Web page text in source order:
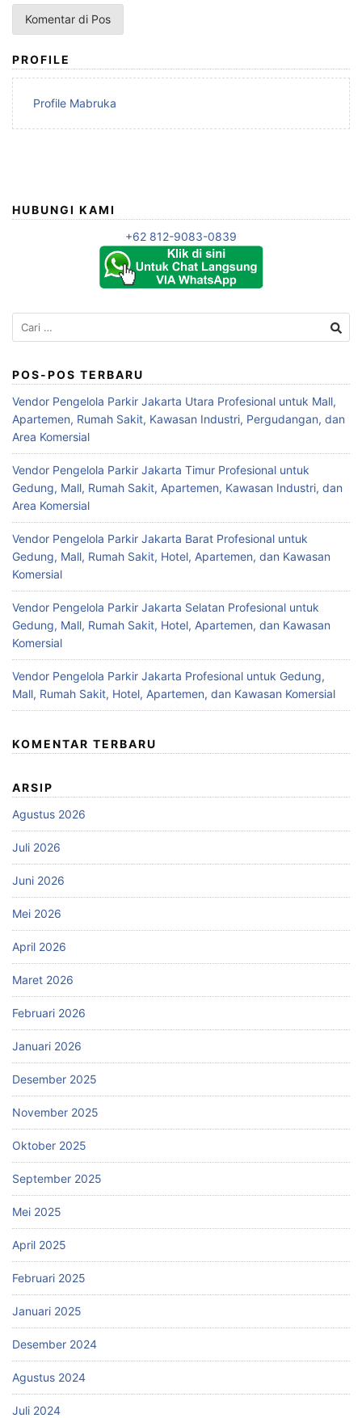
PROFILE
Profile Mabruka
HUBUNGI KAMI
+62 812-9083-0839
Cari
untuk:
POS-POS TERBARU
Vendor Pengelola Parkir Jakarta Utara Profesional untuk Mall,
Apartemen, Rumah Sakit, Kawasan Industri, Pergudangan, dan
Area Komersial
Vendor Pengelola Parkir Jakarta Timur Profesional untuk
Gedung, Mall, Rumah Sakit, Apartemen, Kawasan Industri, dan
Area Komersial
Vendor Pengelola Parkir Jakarta Barat Profesional untuk
Gedung, Mall, Rumah Sakit, Hotel, Apartemen, dan Kawasan
Komersial
Vendor Pengelola Parkir Jakarta Selatan Profesional untuk
Gedung, Mall, Rumah Sakit, Hotel, Apartemen, dan Kawasan
Komersial
Vendor Pengelola Parkir Jakarta Profesional untuk Gedung,
Mall, Rumah Sakit, Hotel, Apartemen, dan Kawasan Komersial
KOMENTAR TERBARU
ARSIP
Agustus 2026
Juli 2026
Juni 2026
Mei 2026
April 2026
Maret 2026
Februari 2026
Januari 2026
Desember 2025
November 2025
Oktober 2025
September 2025
Mei 2025
April 2025
Februari 2025
Januari 2025
Desember 2024
Agustus 2024
Juli 2024